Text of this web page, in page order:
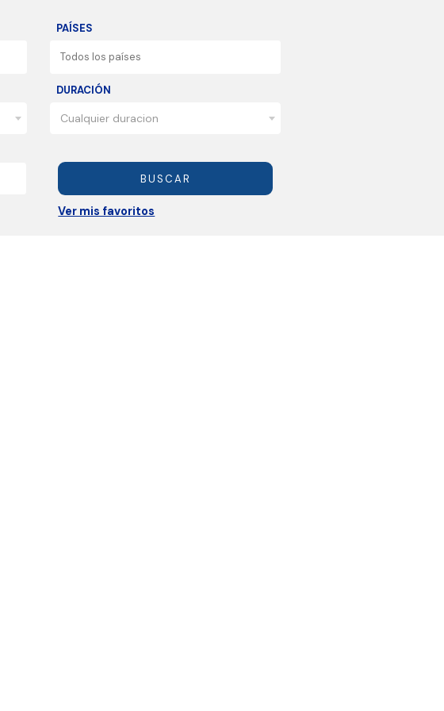
PAÍSES
DURACIÓN
Cualquier duracion
BUSCAR
Ver mis favoritos